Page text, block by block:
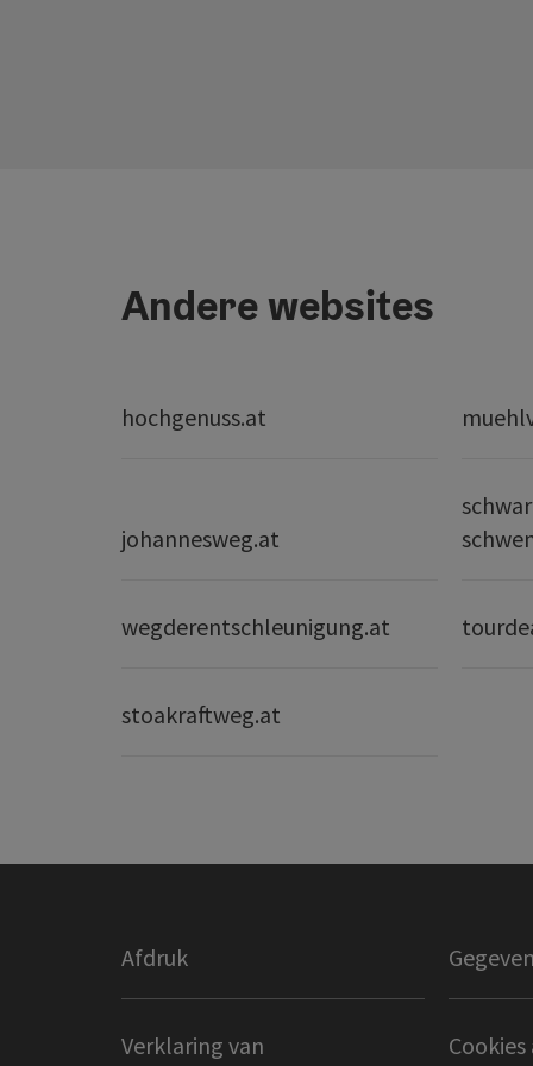
Andere websites
hochgenuss.at
johannesweg.at
wegderentschleunigung.at
stoakraftweg.at
Afdruk
Verklaring van